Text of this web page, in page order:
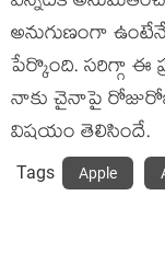
అనుగుణంగా
పేర్కొంది. సరిగ్గా ఈ
నాకు చైనాపై
విషయం తెలిసిందే.
Tags Apple